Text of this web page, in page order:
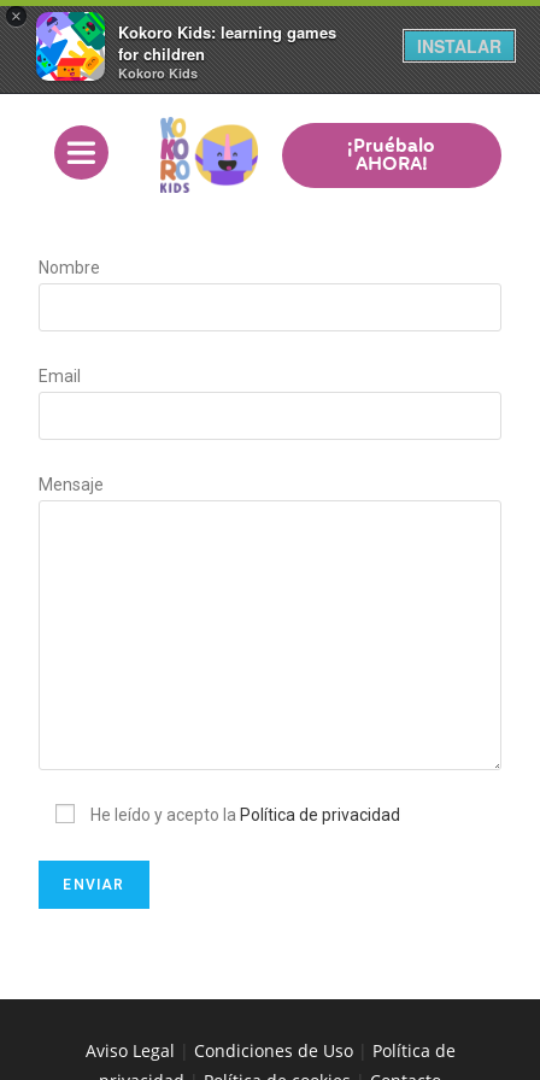
×
Kokoro Kids: learning games
for children
Kokoro Kids
INSTALAR
¡Pruébalo
AHORA!
Nombre
Email
Mensaje
He leído y acepto laPolítica de privacidad
Aviso Legal Condiciones de Uso| Política de